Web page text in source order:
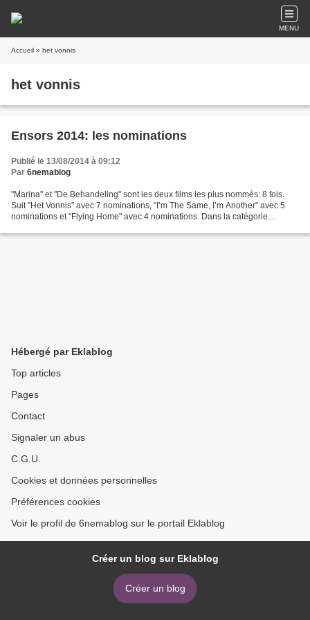
MENU
Accueil » het vonnis
het vonnis
Ensors 2014: les nominations
Publié le 13/08/2014 à 09:12
Par 6nemablog
"Marina" et "De Behandeling" sont les deux films les plus nommés: 8 fois.
Suit "Het Vonnis" avec 7 nominations, "I’m The Same, I’m Another" avec 5
nominations et "Flying Home" avec 4 nominations. Dans la catégorie
Hébergé par Eklablog
Top articles
Pages
Contact
Signaler un abus
C.G.U.
Cookies et données personnelles
Préférences cookies
Voir le profil de 6nemablog sur le portail Eklablog
Créer un blog sur Eklablog
Créer un blog